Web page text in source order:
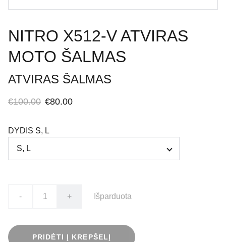
NITRO X512-V ATVIRAS
MOTO ŠALMAS
ATVIRAS ŠALMAS
€100.00 €80.00
DYDIS S, L
- + Išparduota
PRIDĖTI Į KREPŠELĮ